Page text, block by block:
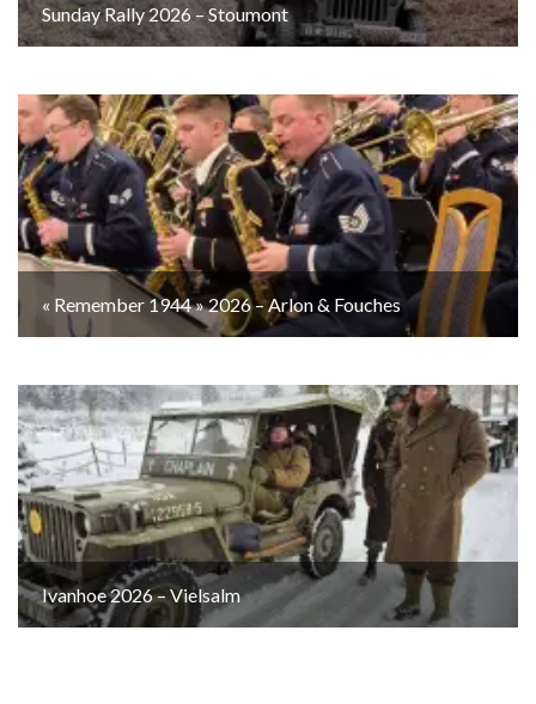
Sunday Rally 2026 – Stoumont
« Remember 1944 » 2026 – Arlon & Fouches
Ivanhoe 2026 – Vielsalm